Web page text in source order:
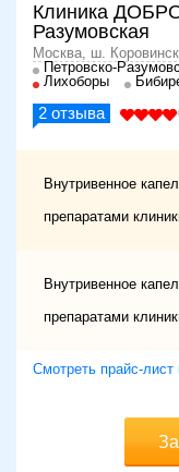
Клиника
Разумовская
Москва, ш.
Петровско-
Лихоборы
2 отзыва
Внутривенное
препаратами
Внутривенное
препаратами
Смотреть прайс-